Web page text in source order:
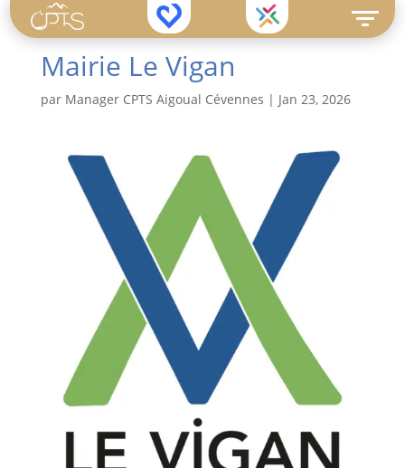
Missions
Formations
Outils
Patients
Mieux comprendre l’Insuffisance
Cardiaque
Mon Espace Santé
Suis-je à jour des mes vaccins ?
Annuaire
Contact
Mairie Le Vigan
par Manager CPTS Aigoual Cévennes | Jan 23, 2026